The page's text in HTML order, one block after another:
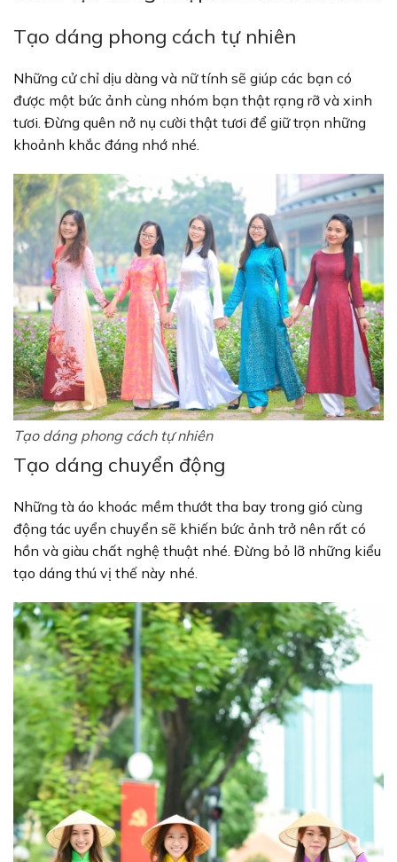
Tạo dáng phong cách tự nhiên
Những cử chỉ dịu dàng và nữ tính sẽ giúp các bạn có
được một bức ảnh cùng nhóm bạn thật rạng rỡ và xinh
tươi. Đừng quên nở nụ cười thật tươi để giữ trọn những
khoảnh khắc đáng nhớ nhé.
Tạo dáng phong cách tự nhiên
Tạo dáng chuyển động
Những tà áo khoác mềm thướt tha bay trong gió cùng
động tác uyển chuyển sẽ khiến bức ảnh trở nên rất có
hồn và giàu chất nghệ thuật nhé. Đừng bỏ lỡ những kiểu
tạo dáng thú vị thế này nhé.